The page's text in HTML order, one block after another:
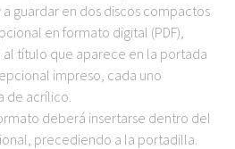
guardar en dos discos compactos
en formato digital (PDF),
título que aparece en la portada
impreso, cada uno
de acrílico.
deberá insertarse dentro del
precediendo a la portadilla.